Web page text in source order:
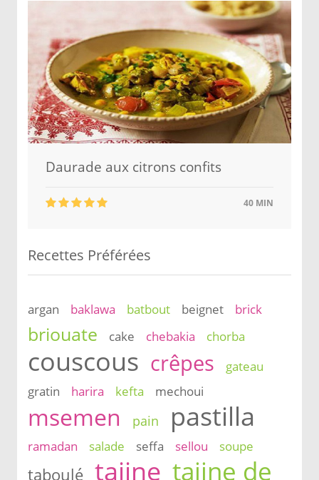
Daurade aux citrons confits
40 MIN
Recettes Préférées
argan baklawa batbout beignet brick
briouate cake chebakia chorba
couscous crêpes
gateau
gratin
harira kefta mechoui
msemen pain pastilla
ramadan salade seffa sellou soupe
taboulé tajine tajine de